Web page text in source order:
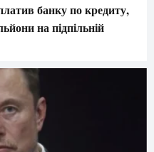
банку по кредиту,
на підпільній